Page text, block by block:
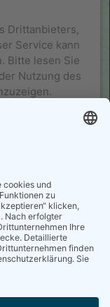
Drittanbieters,
Service kann
Bitte lesen Sie
Nutzung des